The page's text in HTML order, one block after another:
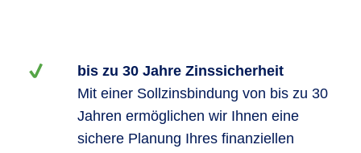
bis zu 30 Jahre Zinssicherheit
Mit einer Sollzinsbindung von bis zu 30
Jahren ermöglichen wir Ihnen eine
sichere Planung Ihres finanziellen